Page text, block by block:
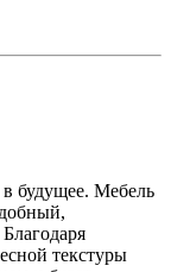
в будущее. Мебель
текстуры